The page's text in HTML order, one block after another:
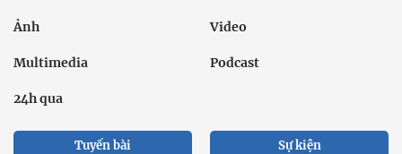
Ảnh Video
Multimedia Podcast
24h qua
Tuyến bài Sự kiện